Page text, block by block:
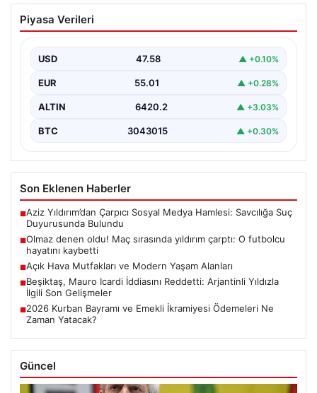
Olmaz denen oldu! Maç sırasında
yıldırım çarptı: O futbolcu hayatını
Piyasa Verileri
USD 47.58 ▲ +0.10%
EUR 55.01 ▲ +0.28%
ALTIN 6420.2 ▲ +3.03%
BTC 3043015 ▲ +0.30%
Son Eklenen Haberler
■Aziz Yıldırım’dan Çarpıcı Sosyal Medya Hamlesi: Savcılığa Suç
Duyurusunda Bulundu
■Olmaz denen oldu! Maç sırasında yıldırım çarptı: O futbolcu
hayatını kaybetti
■Açık Hava Mutfakları ve Modern Yaşam Alanları
■Beşiktaş, Mauro Icardi İddiasını Reddetti: Arjantinli Yıldızla
İlgili Son Gelişmeler
■2026 Kurban Bayramı ve Emekli İkramiyesi Ödemeleri Ne
Zaman Yatacak?
Güncel